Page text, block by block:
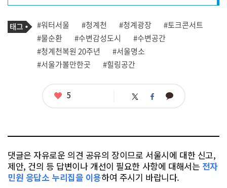
프
필 기
사
관
련
태
그
태
그
#워터서울 #청계천 #청계광장
#토크콘서트
#물순환
#수변감성도시
#수변공간
#청계천복원 20주년
#서울명소
#서울가볼만한곳
#힐링공간
좋
5 트 페 카
댓글은 자유로운 의견 공유의 장이므로 서울시에 대한 신고,
제안, 건의 등 답변이나 개선이 필요한 사항에 대해서는 전자
민원 응답소 누리집을 이용하여 주시기 바랍니다.